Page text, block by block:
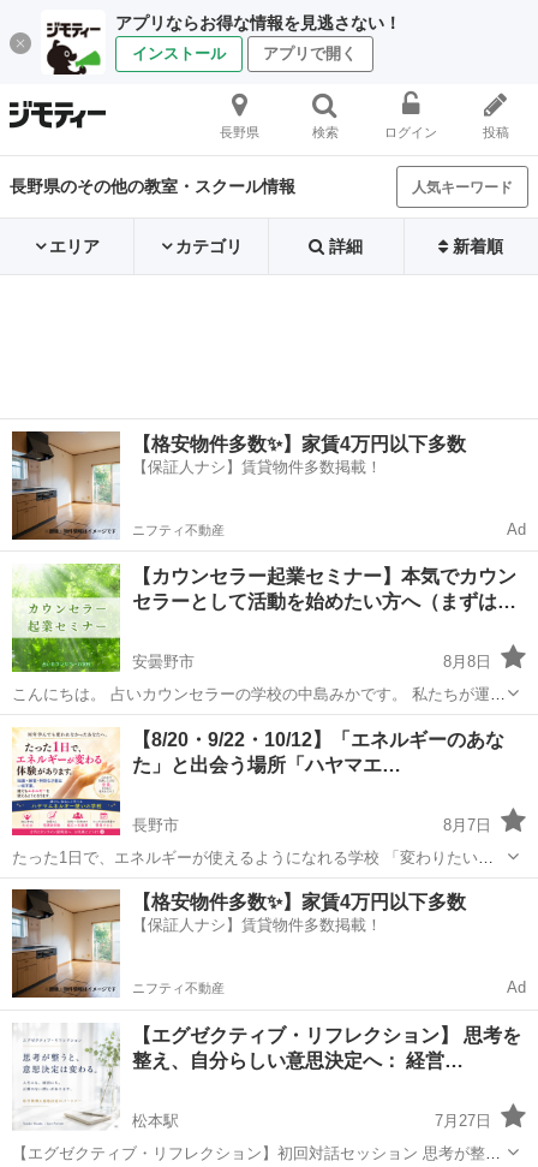
アプリならお得な情報を見逃さない！
インストール アプリで開く
長野県 検索 ログイン 投稿
長野県のその他の教室・スクール情報 人気キーワード
エリア カテゴリ 詳細 新着順
【格安物件多数✨】家賃4万円以下多数
【保証人ナシ】賃貸物件多数掲載！
ニフティ不動産 Ad
【カウンセラー起業セミナー】本気でカウン
セラーとして活動を始めたい方へ（まずは…
安曇野市
8月8日
こんにちは。 占いカウンセラーの学校の中島みかです。 私たちが運営
する「占いカウンセラーの学校」では 副業、本業問わず、占いやカウ
ンセリング、ヒーリングなどを オンラインで売っていきたい方をサポ
ートしてい...
長野 安曇野市 オンライン
【8/20・9/22・10/12】「エネルギーのあな
た」と出会う場所「ハヤマエ…
長野市
8月7日
たった1日で、エネルギーが使えるようになれる学校 「変わりたいの
に変われない」 「思考や努力では限界を感じている」 そんな方へ。
この学校では、 “エネルギーが変わると現実がどう変わるのか”を ...
長野 長野市 その他 場所
【格安物件多数✨】家賃4万円以下多数
【保証人ナシ】賃貸物件多数掲載！
ニフティ不動産 Ad
【エグゼクティブ・リフレクション】 思考を
整え、自分らしい意思決定へ： 経営…
松本駅
7月27日
【エグゼクティブ・リフレクション】初回対話セッション 思考が整う